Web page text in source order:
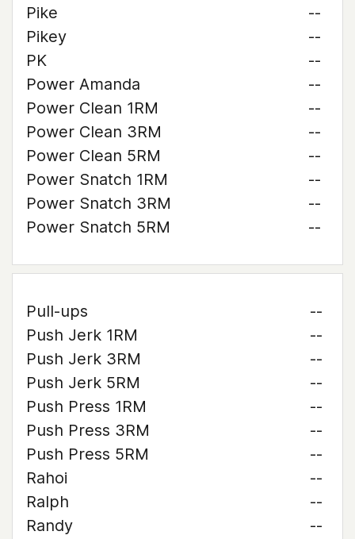
Pike
--
Pikey
--
PK
--
Power Amanda
--
Power Clean 1RM
--
Power Clean 3RM
--
Power Clean 5RM
--
Power Snatch 1RM
--
Power Snatch 3RM
--
Power Snatch 5RM
--
Pull-ups
--
Push Jerk 1RM
--
Push Jerk 3RM
--
Push Jerk 5RM
--
Push Press 1RM
--
Push Press 3RM
--
Push Press 5RM
--
Rahoi
--
Ralph
--
Randy
--